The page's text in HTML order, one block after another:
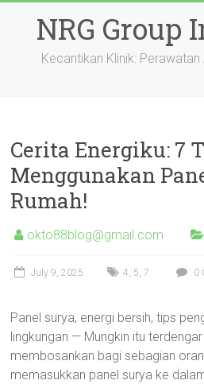
contentNRG Group
Kecantikan Klinik:
Cerita Energiku: 7
Menggunakan
Rumah!
okto88blog@gmail.com
July 9, 2025 4, 5,7 0
Panel surya, energi bersih, tips
lingkungan — Mungkin itu
membosankan bagi sebagian
memasukkan panel surya ke